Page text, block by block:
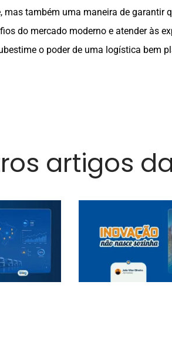
mas também uma maneira de garantir
do mercado moderno e atender às
o poder de uma logística bem
artigos